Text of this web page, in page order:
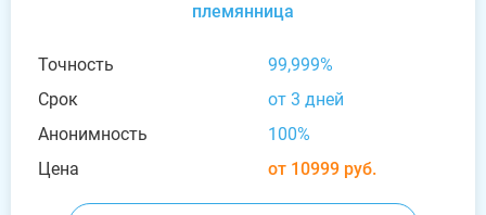
племянница
Точность
99,999%
Срок
от 3 дней
Анонимность
100%
Цена
от 10999 руб.